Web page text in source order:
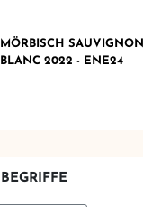
MÖRBISCH SAUVIGNON
BLANC 2022 - ENE24